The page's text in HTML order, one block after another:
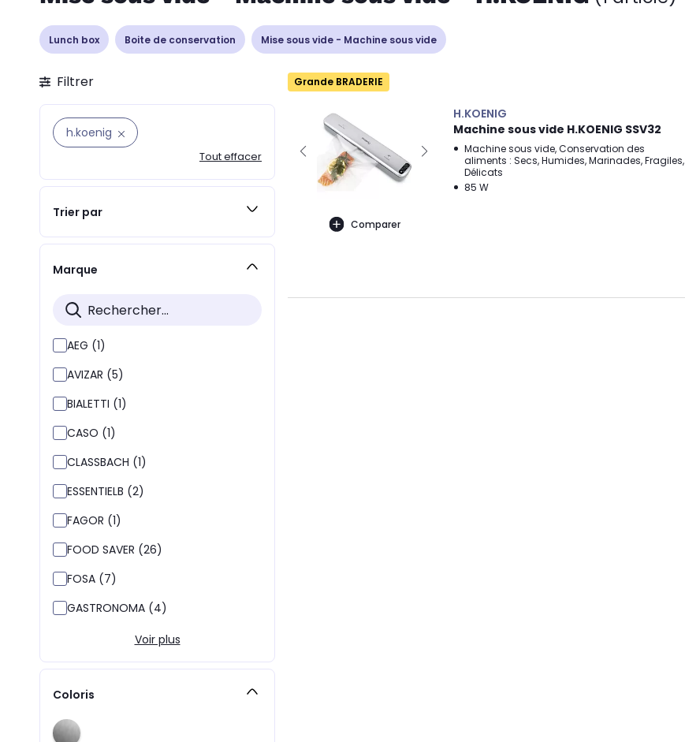
Lunch box Boite de conservation Mise sous vide - Machine sous vide
Filtrer
h.koenig
Tout effacer
Trier par
Marque
AEG (1)
AVIZAR (5)
BIALETTI (1)
CASO (1)
CLASSBACH (1)
ESSENTIELB (2)
FAGOR (1)
FOOD SAVER (26)
FOSA (7)
GASTRONOMA (4)
Voir plus
Coloris
Grande BRADERIE
Comparer
H.KOENIG
Machine sous vide H.KOENIG SSV32
Machine sous vide, Conservation des
aliments : Secs, Humides, Marinades, Fragiles,
Délicats
85 W